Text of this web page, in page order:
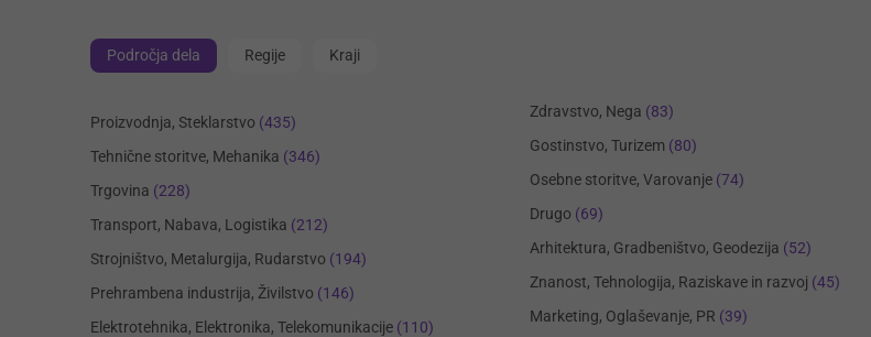
Področja dela Regije Kraji
Proizvodnja, Steklarstvo (435)
Tehnične storitve, Mehanika (346)
Trgovina (228)
Transport, Nabava, Logistika (212)
Strojništvo, Metalurgija, Rudarstvo (194)
Prehrambena industrija, Živilstvo (146)
Elektrotehnika, Elektronika, Telekomunikacije (110)
Zdravstvo, Nega (83)
Gostinstvo, Turizem (80)
Osebne storitve, Varovanje (74)
Drugo (69)
Arhitektura, Gradbeništvo, Geodezija (52)
Znanost, Tehnologija, Raziskave in razvoj (45)
Marketing, Oglaševanje, PR (39)